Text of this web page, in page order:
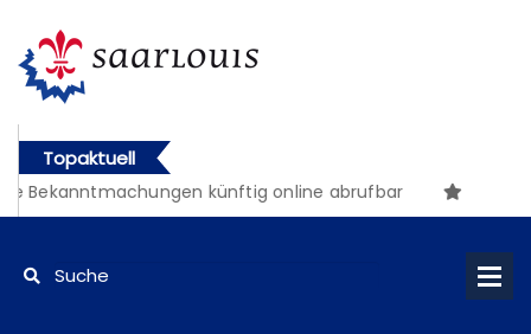
Topaktuell
künftig online abrufbar